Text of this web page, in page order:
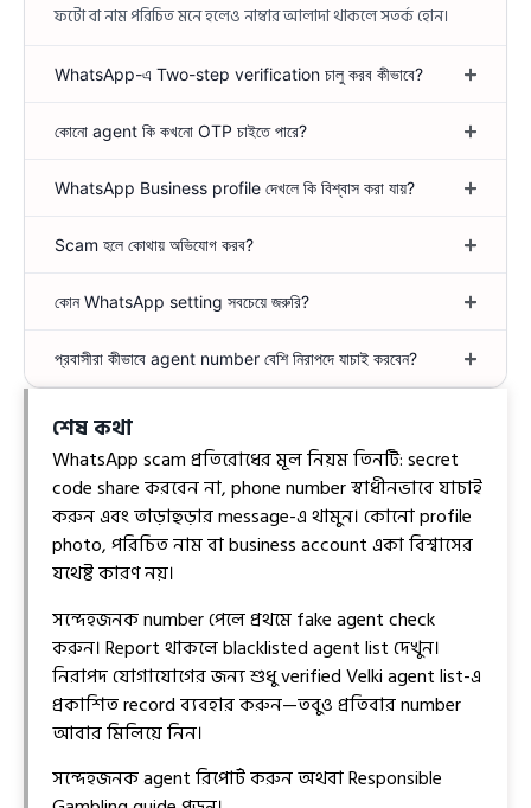
ফটো বা নাম পরিচিত মনে হলেও নাম্বার আলাদা থাকলে সতর্ক হোন।
WhatsApp-এ Two-step verification চালু করব কীভাবে?
কোনো agent কি কখনো OTP চাইতে পারে?
WhatsApp Business profile দেখলে কি বিশ্বাস করা যায়?
Scam হলে কোথায় অভিযোগ করব?
কোন WhatsApp setting সবচেয়ে জরুরি?
প্রবাসীরা কীভাবে agent number বেশি নিরাপদে যাচাই করবেন?
শেষ কথা
WhatsApp scam প্রতিরোধের মূল নিয়ম তিনটি: secret
code share করবেন না, phone number স্বাধীনভাবে যাচাই
করুন এবং তাড়াহুড়ার message-এ থামুন। কোনো profile
photo, পরিচিত নাম বা business account একা বিশ্বাসের
যথেষ্ট কারণ নয়।
সন্দেহজনক number পেলে প্রথমেfake agent check
করুন। Report থাকলেblacklisted agent listদেখুন।
নিরাপদ যোগাযোগের জন্য শুধুverified Velki agent list-এ
প্রকাশিত record ব্যবহার করুন—তবুও প্রতিবার number
আবার মিলিয়ে নিন।
সন্দেহজনক agent রিপোর্টকরুন অথবাResponsible